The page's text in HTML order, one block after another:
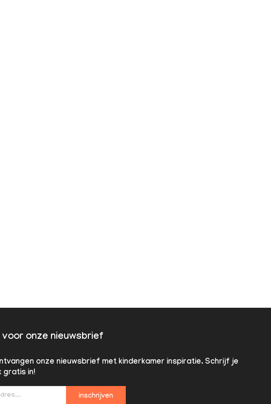
onze nieuwsbrief
onze nieuwsbrief met kinderkamer inspiratie. Schrijf je
gratis in!
inschrijven